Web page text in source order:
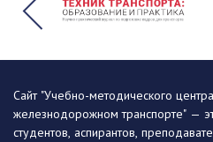
Сайт "Учебно-методического
железнодорожном транспорте" —
студентов, аспирантов,